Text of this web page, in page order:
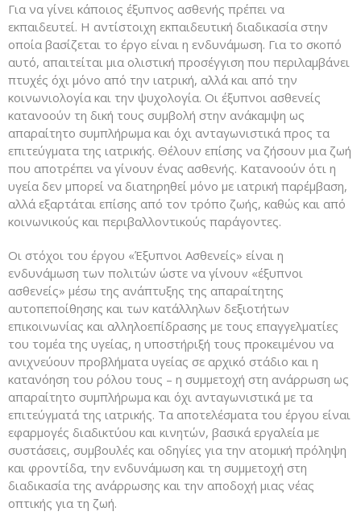
Για να γίνει κάποιος έξυπνος ασθενής πρέπει να
εκπαιδευτεί. Η αντίστοιχη εκπαιδευτική διαδικασία στην
οποία βασίζεται το έργο είναι η ενδυνάμωση. Για το σκοπό
αυτό, απαιτείται μια ολιστική προσέγγιση που περιλαμβάνει
πτυχές όχι μόνο από την ιατρική, αλλά και από την
κοινωνιολογία και την ψυχολογία. Οι έξυπνοι ασθενείς
κατανοούν τη δική τους συμβολή στην ανάκαμψη ως
απαραίτητο συμπλήρωμα και όχι ανταγωνιστικά προς τα
επιτεύγματα της ιατρικής. Θέλουν επίσης να ζήσουν μια ζωή
που αποτρέπει να γίνουν ένας ασθενής. Κατανοούν ότι η
υγεία δεν μπορεί να διατηρηθεί μόνο με ιατρική παρέμβαση,
αλλά εξαρτάται επίσης από τον τρόπο ζωής, καθώς και από
κοινωνικούς και περιβαλλοντικούς παράγοντες.
Οι στόχοι του έργου «Έξυπνοι Ασθενείς» είναι η
ενδυνάμωση των πολιτών ώστε να γίνουν «έξυπνοι
ασθενείς» μέσω της ανάπτυξης της απαραίτητης
αυτοπεποίθησης και των κατάλληλων δεξιοτήτων
επικοινωνίας και αλληλοεπίδρασης με τους επαγγελματίες
του τομέα της υγείας, η υποστήριξή τους προκειμένου να
ανιχνεύουν προβλήματα υγείας σε αρχικό στάδιο και η
κατανόηση του ρόλου τους – η συμμετοχή στη ανάρρωση ως
απαραίτητο συμπλήρωμα και όχι ανταγωνιστικά με τα
επιτεύγματά της ιατρικής. Tα αποτελέσματα του έργου είναι
εφαρμογές διαδικτύου και κινητών, βασικά εργαλεία με
συστάσεις, συμβουλές και οδηγίες για την ατομική πρόληψη
και φροντίδα, την ενδυνάμωση και τη συμμετοχή στη
διαδικασία της ανάρρωσης και την αποδοχή μιας νέας
οπτικής για τη ζωή.